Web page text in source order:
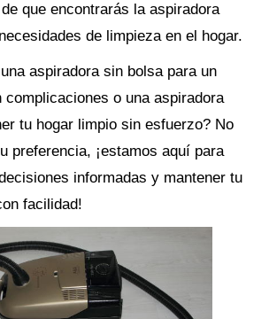
que encontrarás la aspiradora
de limpieza en el hogar.
aspiradora sin bolsa para un
complicaciones o una aspiradora
tu hogar limpio sin esfuerzo? No
preferencia, ¡estamos aquí para
informadas y mantener tu
facilidad!